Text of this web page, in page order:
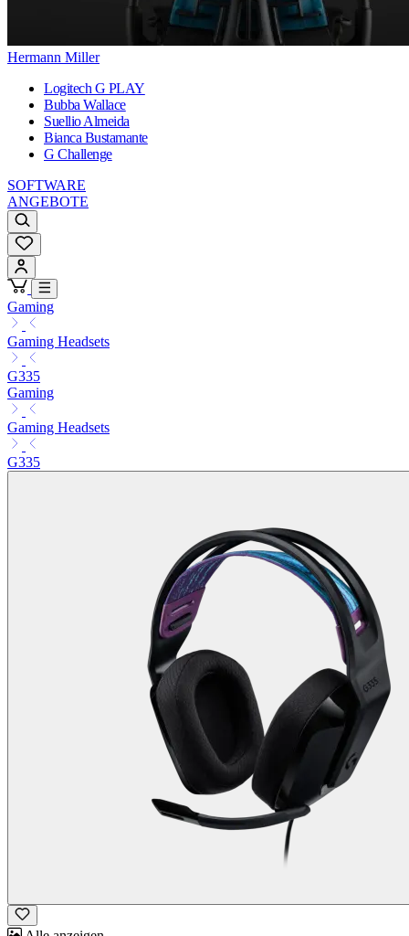
Hermann Miller
Logitech G PLAY
Bubba Wallace
Suellio Almeida
Bianca Bustamante
G Challenge
SOFTWARE
ANGEBOTE
Gaming
Gaming Headsets
G335
Gaming
Gaming Headsets
G335